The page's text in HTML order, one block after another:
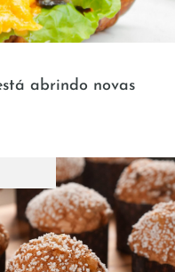
abrindo novas